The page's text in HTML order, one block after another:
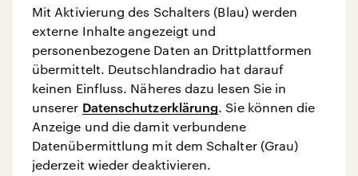
Mit Aktivierung des Schalters (Blau) werden
externe Inhalte angezeigt und
personenbezogene Daten an Drittplattformen
übermittelt. Deutschlandradio hat darauf
keinen Einfluss. Näheres dazu lesen Sie in
unserer Datenschutzerklärung. Sie können die
Anzeige und die damit verbundene
Datenübermittlung mit dem Schalter (Grau)
jederzeit wieder deaktivieren.